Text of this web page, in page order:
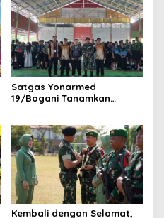
Satgas Yonarmed
19/Bogani Tanamkan
Kembali dengan Selamat,